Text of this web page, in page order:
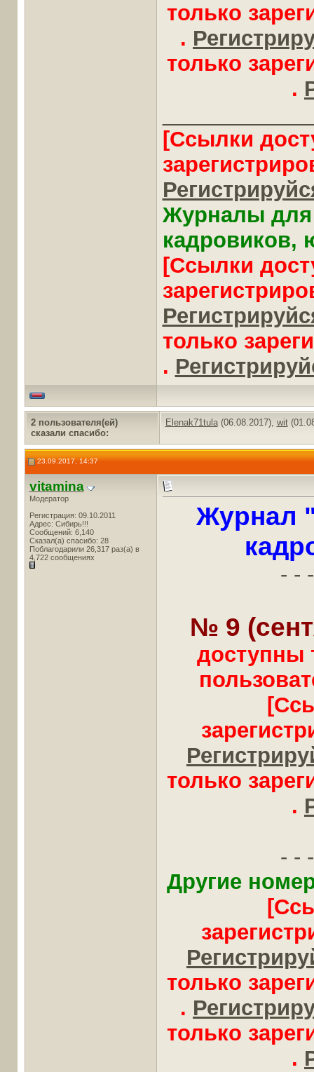
только
.
только
.
[Ссылки
Журналы для
кадровиков,
[Ссылки
только
.
2 пользователя(ей)
сказали cпасибо:
Elenak71tula(06.08.2017), wit
23.09.2017, 14:37
vitamina
Модератор
Регистрация: 09.10.2011
Адрес: Сибирь!!!
Сообщений: 6,140
Сказал(а) спасибо: 28
Поблагодарили 26,317 раз(а) в
4,722 сообщениях
Журнал
- -
№ 9
доступны
только
.
- -
Другие
только
.
только
.